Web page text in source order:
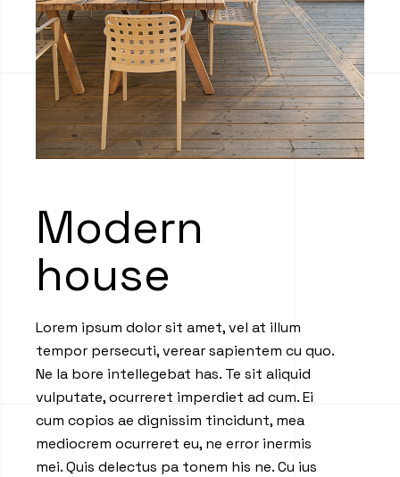
Modern
house
Lorem ipsum dolor sit amet, vel at illum
tempor persecuti, verear sapientem cu quo.
Ne la bore intellegebat has. Te sit aliquid
vulputate, ocurreret imperdiet ad cum. Ei
cum copios ae dignissim tincidunt, mea
mediocrem ocurreret eu, ne error inermis
mei. Quis delectus pa tonem his ne. Cu ius